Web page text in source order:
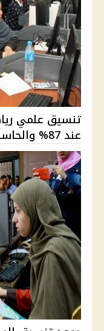
عند 87% والحاسبات 83% وأماكن بال...